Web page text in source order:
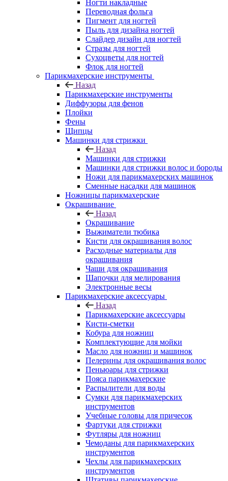
Ногти накладные
Переводная фольга
Пигмент для ногтей
Пыль для дизайна ногтей
Слайдер дизайн для ногтей
Стразы для ногтей
Сухоцветы для ногтей
Флок для ногтей
Парикмахерские инструменты
Назад
Парикмахерские инструменты
Диффузоры для фенов
Плойки
Фены
Щипцы
Машинки для стрижки
Назад
Машинки для стрижки
Машинки для стрижки волос и бороды
Ножи для парикмахерских машинок
Сменные насадки для машинок
Ножницы парикмахерские
Окрашивание
Назад
Окрашивание
Выжиматели тюбика
Кисти для окрашивания волос
Расходные материалы для
окрашивания
Чаши для окрашивания
Шапочки для мелирования
Электронные весы
Парикмахерские аксессуары
Назад
Парикмахерские аксессуары
Кисти-сметки
Кобура для ножниц
Комплектующие для мойки
Масло для ножниц и машинок
Пелерины для окрашивания волос
Пеньюары для стрижки
Пояса парикмахерские
Распылители для воды
Сумки для парикмахерских
инструментов
Учебные головы для причесок
Фартуки для стрижки
Футляры для ножниц
Чемоданы для парикмахерских
инструментов
Чехлы для парикмахерских
инструментов